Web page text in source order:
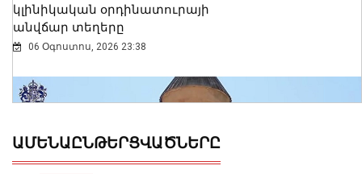
կլինիկական օրդինատուրայի
անվճար տեղերը
06 Օգոստոս, 2026 23:38
ԱՄԵՆԱԸՆԹԵՐՑՎԱԾՆԵՐԸ